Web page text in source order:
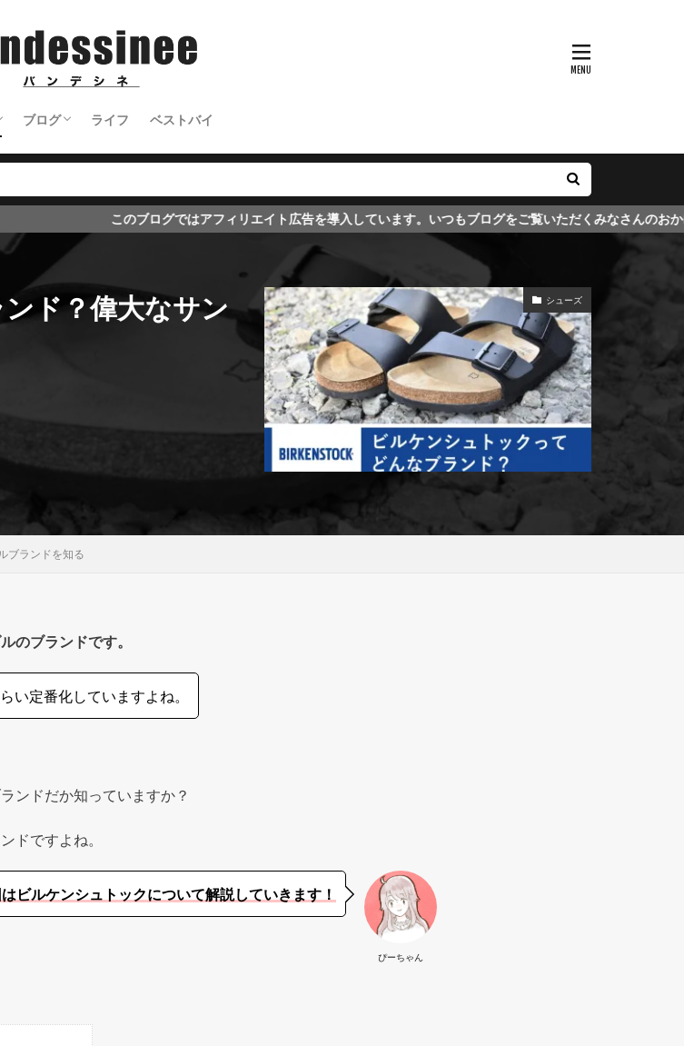
ケット
バッグなど
ブログ
ブログの始め方
ブログのノウハウ
ブログ初心者向け
ライフ ベストバイ
ログではアフィリエイト広告を導入しています。いつもブログをご覧いただくみなさんのおかげでブログが維持でき
ド？偉大なサン
シューズ
ブランドを知る
のブランドです。
い定番化していますよね。
ンドだか知っていますか？
ドですよね。
ぴーちゃん
ビルケンシュトックについて解説していきます！